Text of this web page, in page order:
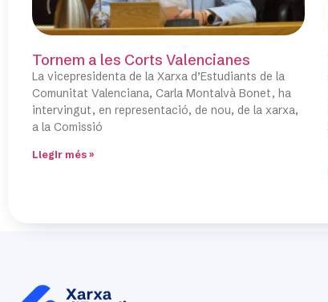
Tornem a les Corts Valencianes
La vicepresidenta de la Xarxa d’Estudiants de la
Comunitat Valenciana, Carla Montalvà Bonet, ha
intervingut, en representació, de nou, de la xarxa,
a la Comissió
Llegir més »